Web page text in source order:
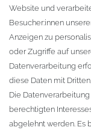
Zur Kasse
KONTAKT
Fa. Steffen Jost
Söbrigener Weg 50
D-01796 Pirna
Telefon:+49 (0)3501
Website und
Besucher:innen
Anzeigen zu
oder Zugriffe auf
Datenverarbeitung
diese Daten mit
Die
berechtigten
abgelehnt werden. Es